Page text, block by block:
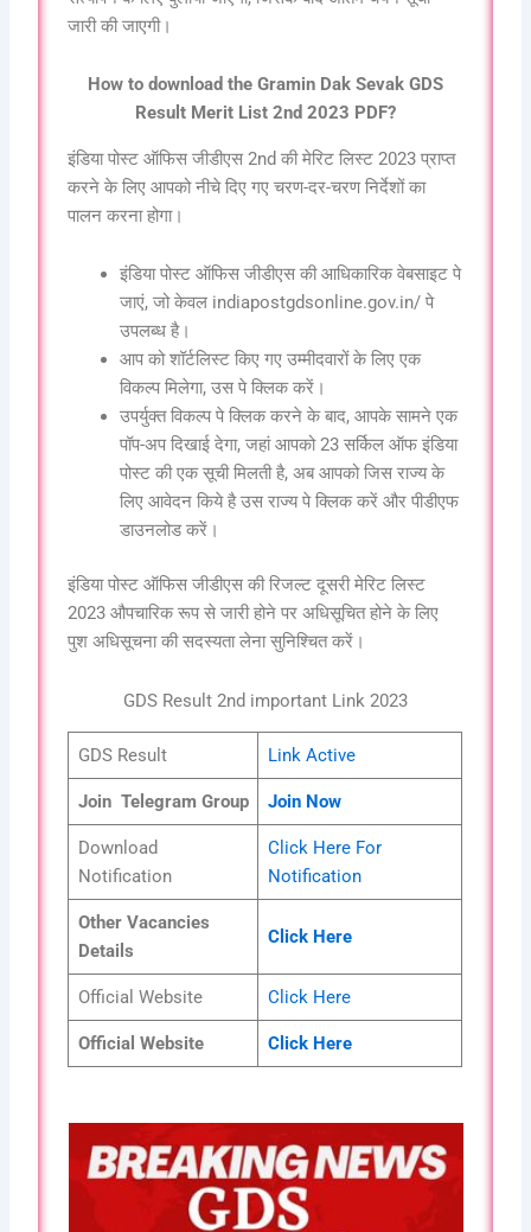
जारी की जाएगी।
How to download the Gramin Dak Sevak GDS
Result Merit List 2nd 2023 PDF?
इंडिया पोस्ट ऑफिस जीडीएस 2nd की मेरिट लिस्ट 2023 प्राप्त
करने के लिए आपको नीचे दिए गए चरण-दर-चरण निर्देशों का
पालन करना होगा।
इंडिया पोस्ट ऑफिस जीडीएस की आधिकारिक वेबसाइट पे
जाएं, जो केवल indiapostgdsonline.gov.in/ पे
उपलब्ध है।
आप को शॉर्टलिस्ट किए गए उम्मीदवारों के लिए एक
विकल्प मिलेगा, उस पे क्लिक करें।
उपर्युक्त विकल्प पे क्लिक करने के बाद, आपके सामने एक
पॉप-अप दिखाई देगा, जहां आपको 23 सर्किल ऑफ इंडिया
पोस्ट की एक सूची मिलती है, अब आपको जिस राज्य के
लिए आवेदन किये है उस राज्य पे क्लिक करें और पीडीएफ
डाउनलोड करें।
इंडिया पोस्ट ऑफिस जीडीएस की रिजल्ट दूसरी मेरिट लिस्ट
2023 औपचारिक रूप से जारी होने पर अधिसूचित होने के लिए
पुश अधिसूचना की सदस्यता लेना सुनिश्चित करें।
GDS Result 2nd important Link 2023
GDS Result Link Active
Join Telegram Group Join Now
Download
Notification
Click Here For
Notification
Other Vacancies
Details
Click Here
Official Website Click Here
Official Website Click Here